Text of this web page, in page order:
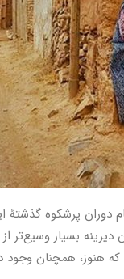
دوران پرشکوه گذشتۀ
بسیار وسیع‌تر
هنوز، همچنان وجود